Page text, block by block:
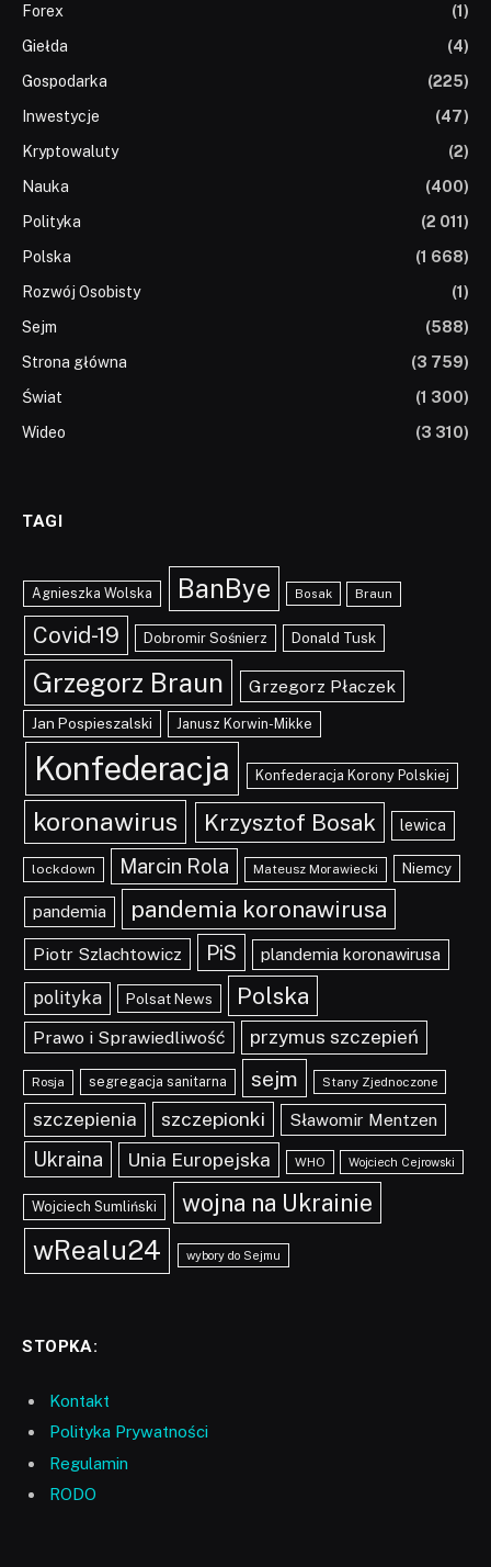
Forex
(1)
Giełda
(4)
Gospodarka
(225)
Inwestycje
(47)
Kryptowaluty
(2)
Nauka
(400)
Polityka
(2 011)
Polska
(1 668)
Rozwój Osobisty
(1)
Sejm
(588)
Strona główna
(3 759)
Świat
(1 300)
Wideo
(3 310)
TAGI
Agnieszka Wolska BanBye Bosak Braun
Covid-19 Dobromir Sośnierz Donald Tusk
Grzegorz Braun Grzegorz Płaczek
Jan Pospieszalski Janusz Korwin-Mikke
Konfederacja Konfederacja Korony Polskiej
koronawirus Krzysztof Bosak lewica
lockdown Marcin Rola Mateusz Morawiecki Niemcy
pandemia pandemia koronawirusa
Piotr Szlachtowicz PiS plandemia koronawirusa
polityka Polsat News Polska
Prawo i Sprawiedliwość przymus szczepień
Rosja segregacja sanitarna sejm Stany Zjednoczone
szczepienia szczepionki Sławomir Mentzen
Ukraina Unia Europejska WHO Wojciech Cejrowski
Wojciech Sumliński wojna na Ukrainie
wRealu24 wybory do Sejmu
STOPKA:
Kontakt
Polityka Prywatności
Regulamin
RODO